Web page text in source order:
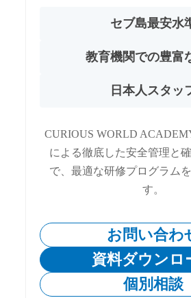
セブ島最安水
教育機関での豊富
日本人スタッ
CURIOUS WORLD
による徹底した安全管理と
で、最適な研修プログラム
す。
お問い合わ
資料ダウンロ
個別相談